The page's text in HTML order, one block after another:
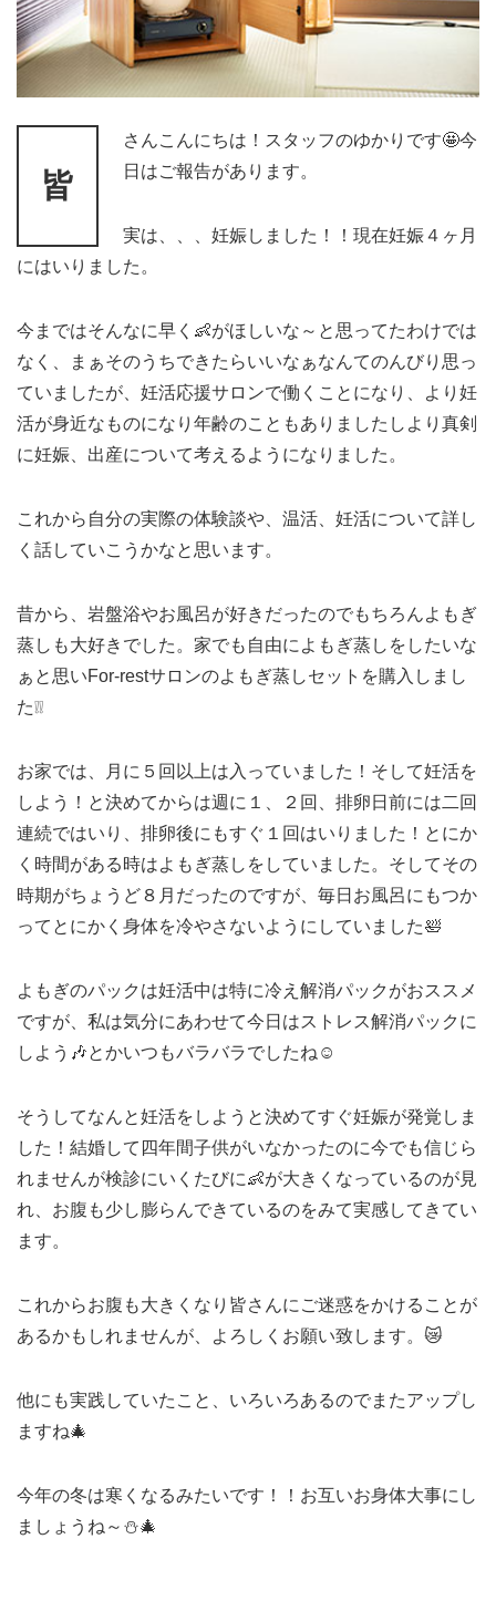
皆
さんこんにちは！スタッフのゆかりです🤩今
日はご報告があります。
実は、、、妊娠しました！！現在妊娠４ヶ月
にはいりました。
今まではそんなに早く👶がほしいな～と思ってたわけでは
なく、まぁそのうちできたらいいなぁなんてのんびり思っ
ていましたが、妊活応援サロンで働くことになり、より妊
活が身近なものになり年齢のこともありましたしより真剣
に妊娠、出産について考えるようになりました。
これから自分の実際の体験談や、温活、妊活について詳し
く話していこうかなと思います。
昔から、岩盤浴やお風呂が好きだったのでもちろんよもぎ
蒸しも大好きでした。家でも自由によもぎ蒸しをしたいな
ぁと思いFor-restサロンのよもぎ蒸しセットを購入しまし
た❕❕
お家では、月に５回以上は入っていました！そして妊活を
しよう！と決めてからは週に１、２回、排卵日前には二回
連続ではいり、排卵後にもすぐ１回はいりました！とにか
く時間がある時はよもぎ蒸しをしていました。そしてその
時期がちょうど８月だったのですが、毎日お風呂にもつか
ってとにかく身体を冷やさないようにしていました🛀
よもぎのパックは妊活中は特に冷え解消パックがおススメ
ですが、私は気分にあわせて今日はストレス解消パックに
しよう🎶とかいつもバラバラでしたね☺
そうしてなんと妊活をしようと決めてすぐ妊娠が発覚しま
した！結婚して四年間子供がいなかったのに今でも信じら
れませんが検診にいくたびに👶が大きくなっているのが見
れ、お腹も少し膨らんできているのをみて実感してきてい
ます。
これからお腹も大きくなり皆さんにご迷惑をかけることが
あるかもしれませんが、よろしくお願い致します。😿
他にも実践していたこと、いろいろあるのでまたアップし
ますね🎄
今年の冬は寒くなるみたいです！！お互いお身体大事にし
ましょうね～⛄🎄